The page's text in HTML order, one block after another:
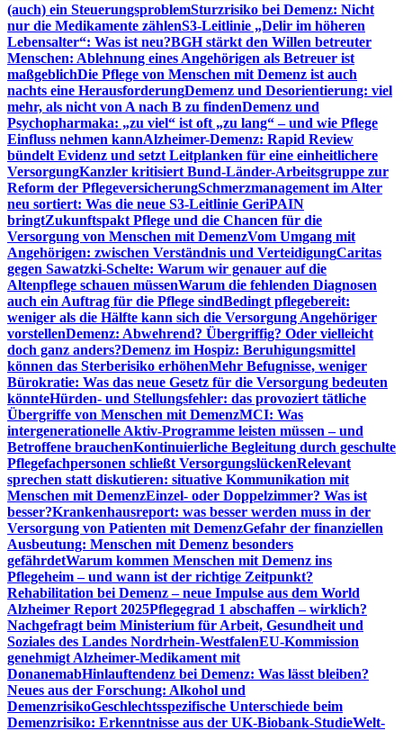
(auch) ein SteuerungsproblemSturzrisiko bei Demenz: Nicht
nur die Medikamente zählenS3-Leitlinie „Delir im höheren
Lebensalter“: Was ist neu?BGH stärkt den Willen betreuter
Menschen: Ablehnung eines Angehörigen als Betreuer ist
maßgeblichDie Pflege von Menschen mit Demenz ist auch
nachts eine HerausforderungDemenz und Desorientierung: viel
mehr, als nicht von A nach B zu findenDemenz und
Psychopharmaka: „zu viel“ ist oft „zu lang“ – und wie Pflege
Einfluss nehmen kannAlzheimer-Demenz: Rapid Review
bündelt Evidenz und setzt Leitplanken für eine einheitlichere
VersorgungKanzler kritisiert Bund-Länder-Arbeitsgruppe zur
Reform der PflegeversicherungSchmerzmanagement im Alter
neu sortiert: Was die neue S3-Leitlinie GeriPAIN
bringtZukunftspakt Pflege und die Chancen für die
Versorgung von Menschen mit DemenzVom Umgang mit
Angehörigen: zwischen Verständnis und VerteidigungCaritas
gegen Sawatzki-Schelte: Warum wir genauer auf die
Altenpflege schauen müssenWarum die fehlenden Diagnosen
auch ein Auftrag für die Pflege sindBedingt pflegebereit:
weniger als die Hälfte kann sich die Versorgung Angehöriger
vorstellenDemenz: Abwehrend? Übergriffig? Oder vielleicht
doch ganz anders?Demenz im Hospiz: Beruhigungsmittel
können das Sterberisiko erhöhenMehr Befugnisse, weniger
Bürokratie: Was das neue Gesetz für die Versorgung bedeuten
könnteHürden- und Stellungsfehler: das provoziert tätliche
Übergriffe von Menschen mit DemenzMCI: Was
intergenerationelle Aktiv-Programme leisten müssen – und
Betroffene brauchenKontinuierliche Begleitung durch geschulte
Pflegefachpersonen schließt VersorgungslückenRelevant
sprechen statt diskutieren: situative Kommunikation mit
Menschen mit DemenzEinzel- oder Doppelzimmer? Was ist
besser?Krankenhausreport: was besser werden muss in der
Versorgung von Patienten mit DemenzGefahr der finanziellen
Ausbeutung: Menschen mit Demenz besonders
gefährdetWarum kommen Menschen mit Demenz ins
Pflegeheim – und wann ist der richtige Zeitpunkt?
Rehabilitation bei Demenz – neue Impulse aus dem World
Alzheimer Report 2025Pflegegrad 1 abschaffen – wirklich?
Nachgefragt beim Ministerium für Arbeit, Gesundheit und
Soziales des Landes Nordrhein-WestfalenEU-Kommission
genehmigt Alzheimer-Medikament mit
DonanemabHinlauftendenz bei Demenz: Was lässt bleiben?
Neues aus der Forschung: Alkohol und
DemenzrisikoGeschlechtsspezifische Unterschiede beim
Demenzrisiko: Erkenntnisse aus der UK-Biobank-StudieWelt-